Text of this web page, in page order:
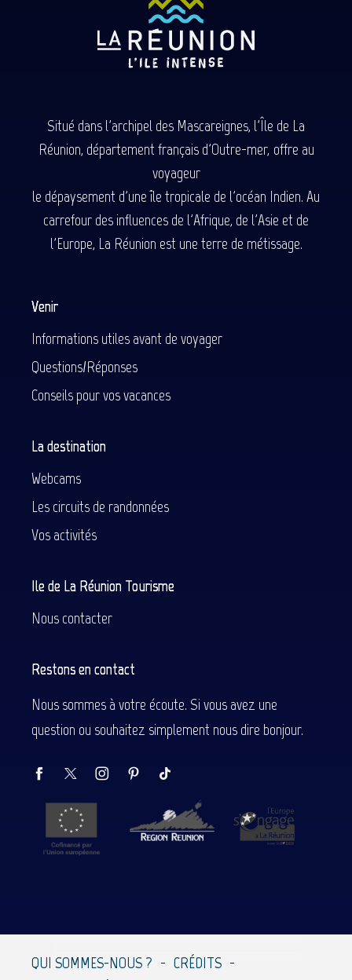
Situé dans l'archipel des Mascareignes, l'Île de La
Réunion, département français d'Outre-mer, offre au
voyageur
le dépaysement d'une île tropicale de l'océan Indien. Au
carrefour des influences de l'Afrique, de l'Asie et de
l'Europe, La Réunion est une terre de métissage.
Venir
Informations utiles avant de voyager
Questions/Réponses
Conseils pour vos vacances
La destination
Webcams
Les circuits de randonnées
Vos activités
Ile de La Réunion Tourisme
Nous contacter
Restons en contact
Nous sommes à votre écoute. Si vous avez une
question ou souhaitez simplement nous dire bonjour.
QUI SOMMES-NOUS ?
CRÉDITS